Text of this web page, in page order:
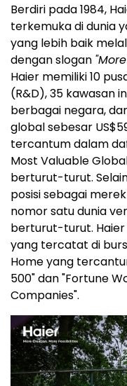
Berdiri pada 1984,
terkemuka di dunia
yang lebih baik
dengan slogan
Haier memiliki 10
(R&D), 35 kawasan
berbagai negara,
global sebesar
tercantum dalam
Most Valuable
berturut-turut.
posisi sebagai
nomor satu dunia
berturut-turut.
yang tercatat di
Home yang
500" dan "Fortune
Companies".